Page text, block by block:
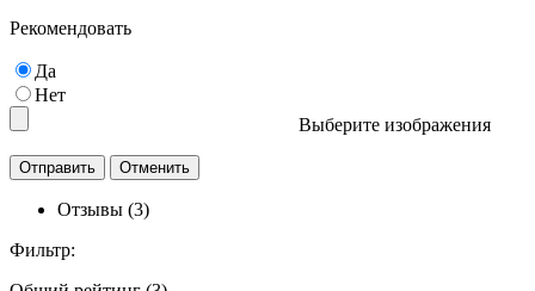
Рекомендовать
Да
Нет
Выберите изображения
Отзывы (3)
Фильтр: